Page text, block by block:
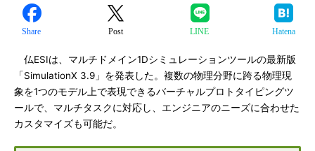
Share Post LINE Hatena
仏ESIは、マルチドメイン1Dシミュレーションツールの最新版
「SimulationX 3.9」を発表した。複数の物理分野に跨る物理現
象を1つのモデル上で表現できるバーチャルプロトタイピングツ
ールで、マルチタスクに対応し、エンジニアのニーズに合わせた
カスタマイズも可能だ。